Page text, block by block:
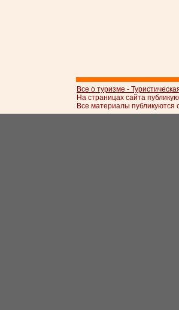
Все о туризме -
На страницах сайта
Все материалы публикуются